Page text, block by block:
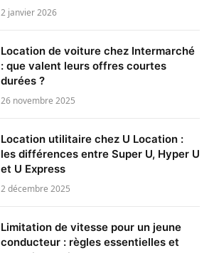
2 janvier 2026
Location de voiture chez Intermarché
: que valent leurs offres courtes
durées ?
26 novembre 2025
Location utilitaire chez U Location :
les différences entre Super U, Hyper U
et U Express
2 décembre 2025
Limitation de vitesse pour un jeune
conducteur : règles essentielles et